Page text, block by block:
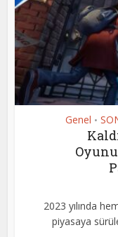
Genel •
2023 yılında
piyasaya